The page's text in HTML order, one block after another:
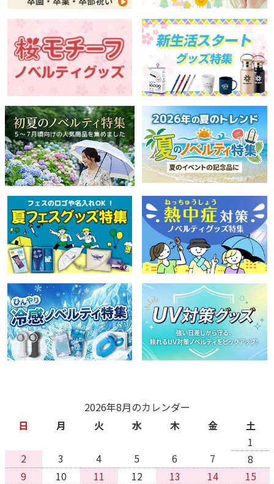
2026年8月のカレンダー
日
月 火 水 木 金
土
1
2
3 4 5 6 7
8
9
10 11 12 13 14
15